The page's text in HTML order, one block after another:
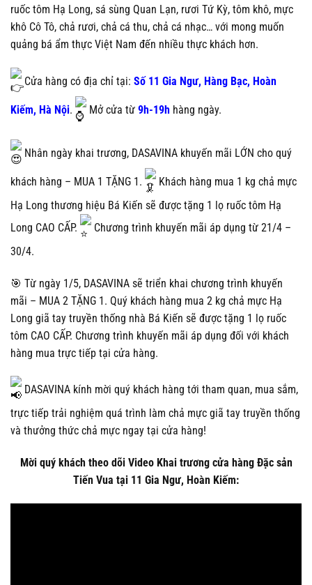
ruốc tôm Hạ Long, sá sùng Quan Lạn, rươi Tứ Kỳ, tôm khô, mực
khô Cô Tô, chả rươi, chả cá thu, chả cá nhạc… với mong muốn
quảng bá ẩm thực Việt Nam đến nhiều thực khách hơn.
Cửa hàng có địa chỉ tại: Số 11 Gia Ngư, Hàng Bạc, Hoàn
Kiếm, Hà Nội. Mở cửa từ 9h-19h hàng ngày.
Nhân ngày khai trương, DASAVINA khuyến mãi LỚN cho quý
khách hàng – MUA 1 TẶNG 1.
Khách hàng mua 1 kg chả mực
Hạ Long thương hiệu Bá Kiến sẽ được tặng 1 lọ ruốc tôm Hạ
Long CAO CẤP.
Chương trình khuyến mãi áp dụng từ 21/4 –
30/4.
🎯 Từ ngày 1/5, DASAVINA sẽ triển khai chương trình khuyến
mãi – MUA 2 TẶNG 1. Quý khách hàng mua 2 kg chả mực Hạ
Long giã tay truyền thống nhà Bá Kiến sẽ được tặng 1 lọ ruốc
tôm CAO CẤP. Chương trình khuyến mãi áp dụng đối với khách
hàng mua trực tiếp tại cửa hàng.
DASAVINA kính mời quý khách hàng tới tham quan, mua sắm,
trực tiếp trải nghiệm quá trình làm chả mực giã tay truyền thống
và thưởng thức chả mực ngay tại cửa hàng!
Mời quý khách theo dõi Video Khai trương cửa hàng Đặc sản
Tiến Vua tại 11 Gia Ngư, Hoàn Kiếm: